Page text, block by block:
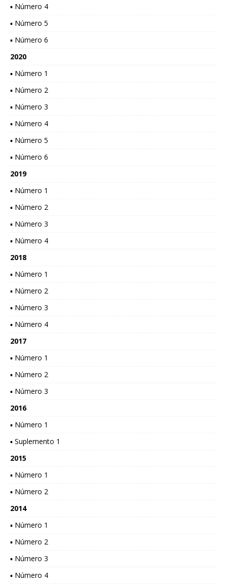
▪ Número 4
▪ Número 5
▪ Número 6
2020
▪ Número 1
▪ Número 2
▪ Número 3
▪ Número 4
▪ Número 5
▪ Número 6
2019
▪ Número 1
▪ Número 2
▪ Número 3
▪ Número 4
2018
▪ Número 1
▪ Número 2
▪ Número 3
▪ Número 4
2017
▪ Número 1
▪ Número 2
▪ Número 3
2016
▪ Número 1
▪ Suplemento 1
2015
▪ Número 1
▪ Número 2
2014
▪ Número 1
▪ Número 2
▪ Número 3
▪ Número 4